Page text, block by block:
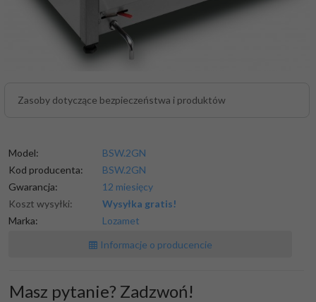
Zasoby dotyczące bezpieczeństwa i produktów
Model:
BSW.2GN
Kod producenta:
BSW.2GN
Gwarancja:
12 miesięcy
Koszt wysyłki:
Wysyłka gratis!
Marka:
Lozamet
Informacje o producencie
Masz pytanie? Zadzwoń!